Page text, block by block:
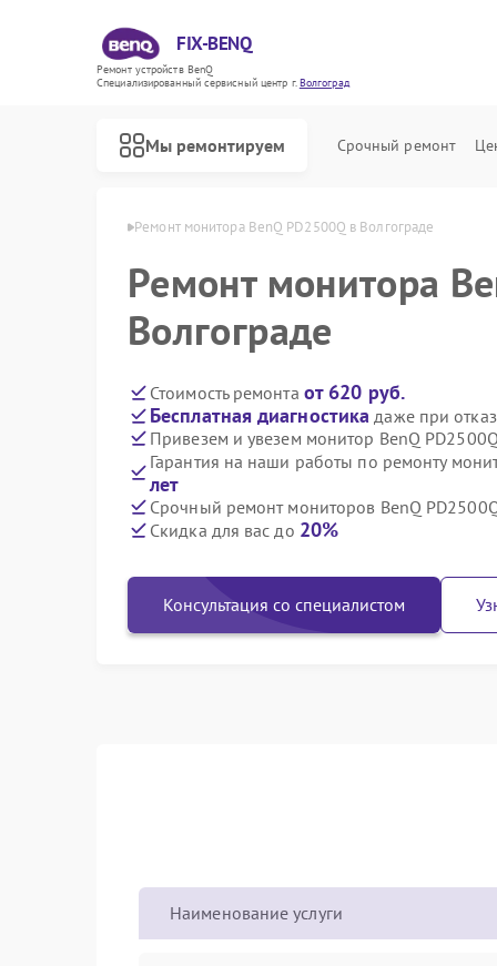
FIX-BENQ
Ремонт устройств BenQ
Специализированный cервисный центр г.Волгоград
Мы ремонтируем Срочный ремонт
в Волгограде Ремонт монитора BenQ PD2500Q в Волгограде
Ремонт монитора
Волгограде
Стоимость ремонта от 620 руб.
Бесплатная диагностика даже при
Привезем и увезем монитор BenQ
Гарантия на наши работы по ремонту
лет
Срочный ремонт мониторов BenQ
Скидка для вас до 20%
Консультация со специалистом
Наименование услуги